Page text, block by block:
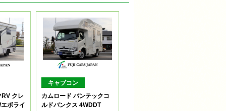
クレ
ボライ
キャブコン
カムロード バンテックコ
ルドバンクス 4WDDT